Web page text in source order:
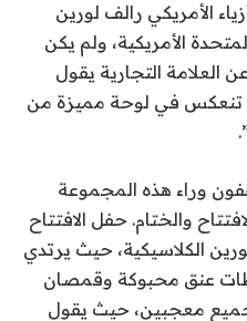
الأزياء الأمريكي رالف لورين
الأمريكية، ولم يكن
العلامة التجارية يقول
تنعكس في لوحة مميزة من
وراء هذه المجموعة
والختام. حفل الافتتاح
الكلاسيكية، حيث يرتدي
عنق محبوكة وقمصان
معجبين، حيث يقول